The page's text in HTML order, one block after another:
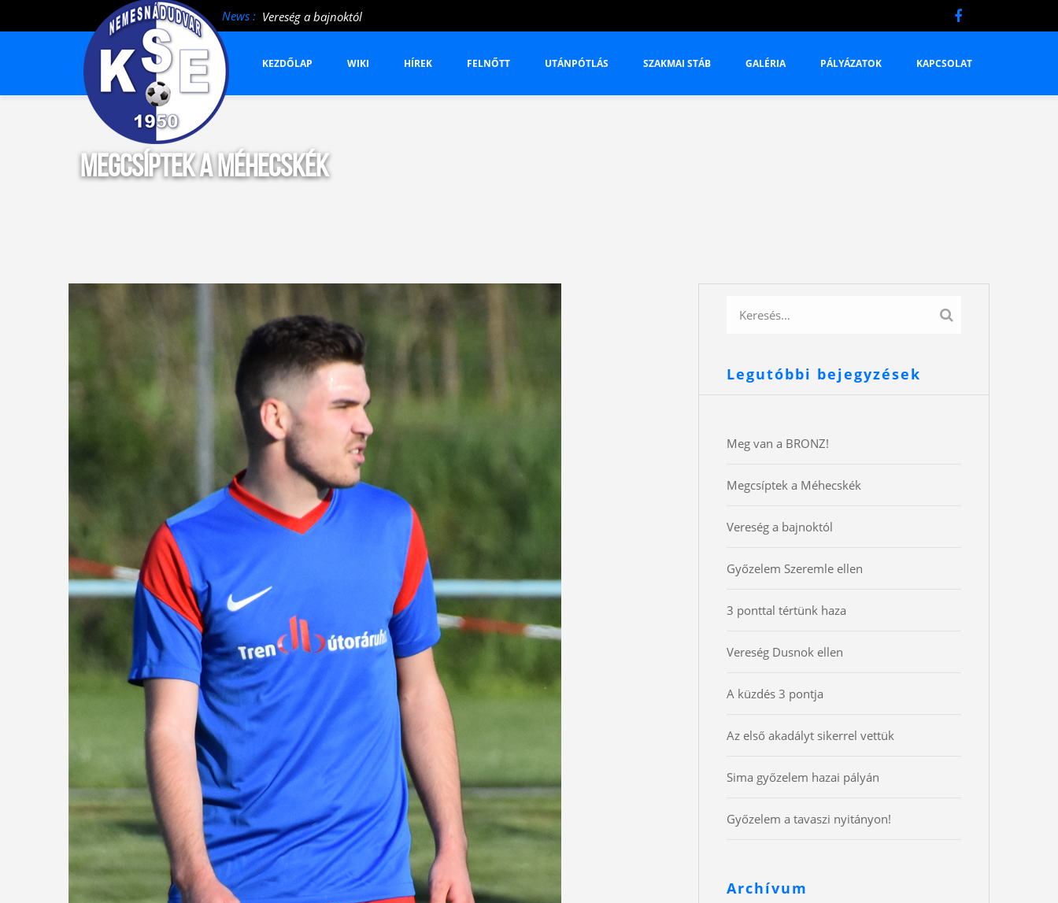
News : Vereség a bajnoktól
KEZDŐLAP WIKI HÍREK FELNŐTT UTÁNPÓTLÁS SZAKMAI STÁB GALÉRIA PÁLYÁZATOK KAPCSOLAT
Megcsíptek a Méhecskék
Legutóbbi bejegyzések
Meg van a BRONZ!
Megcsíptek a Méhecskék
Vereség a bajnoktól
Győzelem Szeremle ellen
3 ponttal tértünk haza
Vereség Dusnok ellen
A küzdés 3 pontja
Az első akadályt sikerrel vettük
Sima győzelem hazai pályán
Győzelem a tavaszi nyitányon!
Archívum